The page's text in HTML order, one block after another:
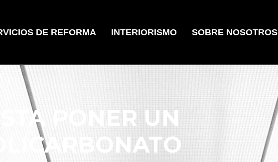
DE REFORMA INTERIORISMO SOBRE NOSOTROS
PONER UN